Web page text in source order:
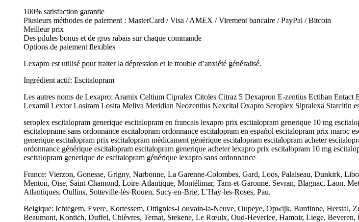
100% satisfaction garantie
Plusieurs méthodes de paiement : MasterCard / Visa / AMEX / Virement bancaire / PayPal / Bitcoin
Meilleur prix
Des pilules bonus et de gros rabais sur chaque commande
Options de paiement flexibles
Lexapro est utilisé pour traiter la dépression et le trouble d’anxiété généralisé.
Ingrédient actif: Escitalopram
Les autres noms de Lexapro: Aramix Celtium Cipralex Citoles Citraz 5 Dexapron E-zentius Ectiban
Lexamil Lextor Losiram Losita Meliva Meridian Neozentius Nexcital Oxapro Seroplex Sipralexa Starcitin
seroplex escitalopram generique escitalopram en francais lexapro prix escitalopram generique 10 mg
escitaloprame sans ordonnance escitalopram ordonnance escitalopram en español escitalopram prix
generique escitalopram prix escitalopram médicament générique escitalopram escitalopram acheter
ordonnance générique escitalopram escitalopram generique acheter lexapro prix escitalopram 10 mg
escitalopram generique de escitalopram générique lexapro sans ordonnance
France: Vierzon, Gonesse, Grigny, Narbonne, La Garenne-Colombes, Gard, Loos, Palaiseau, Dunkirk,
Menton, Oise, Saint-Chamond, Loire-Atlantique, Montélimar, Tarn-et-Garonne, Sevran, Blagnac, Laon,
Atlantiques, Oullins, Sotteville-lès-Rouen, Sucy-en-Brie, L’Haÿ-les-Roses, Pau.
Belgique: Ichtegem, Evere, Kortessem, Ottignies-Louvain-la-Neuve, Oupeye, Opwijk, Burdinne, Herstal,
Beaumont, Kontich, Duffel, Chièvres, Ternat, Stekene, Le Rœulx, Oud-Heverlee, Hamoir, Liege, Beveren,